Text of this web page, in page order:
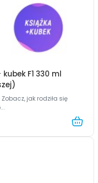
F1 330 ml
jak rodziła się